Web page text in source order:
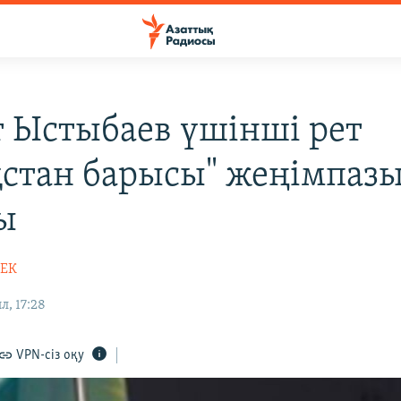
Ыстыбаев үшінші рет
барысы"
17:28
VPN-сіз оқу